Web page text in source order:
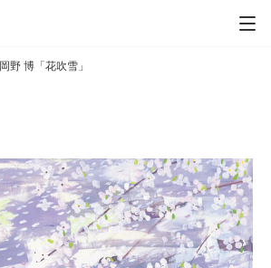
作家
作品一覧
岡野 博「花吹雪」